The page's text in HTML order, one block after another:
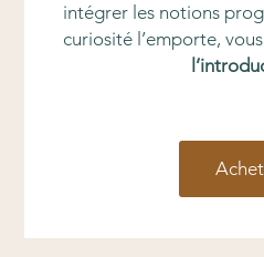
intégrer les notions
curiosité l’emporte,